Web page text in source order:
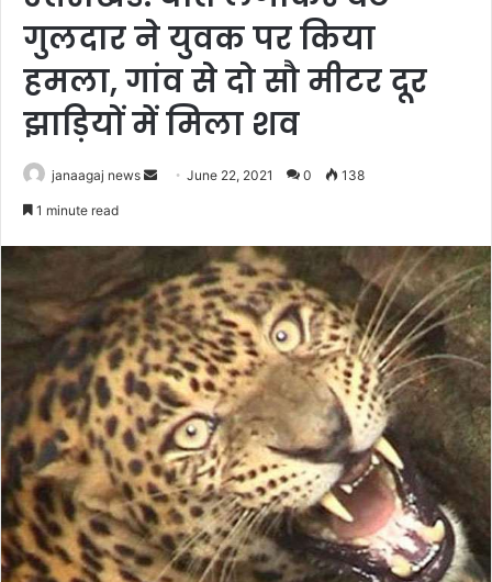
गुलदार ने युवक पर किया
हमला, गांव से दो सौ मीटर दूर
झाड़ियों में मिला शव
janaagaj news
SendJune 22, 2021 0 138
1 minute read